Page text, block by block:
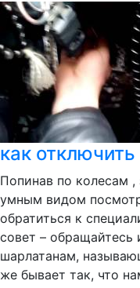
как
Попинав по колесам
умным видом
обратиться к
совет – обращайтесь
шарлатанам,
же бывает так, что